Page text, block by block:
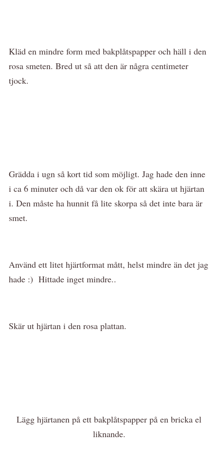
Kläd en mindre form med bakplåtspapper och häll i den
rosa smeten. Bred ut så att den är några centimeter
tjock.
Grädda i ugn så kort tid som möjligt. Jag hade den inne
i ca 6 minuter och då var den ok för att skära ut hjärtan
i. Den måste ha hunnit få lite skorpa så det inte bara är
smet.
Använd ett litet hjärtformat mått, helst mindre än det jag
hade :) Hittade inget mindre..
Skär ut hjärtan i den rosa plattan.
Lägg hjärtanen på ett bakplåtspapper på en bricka el
liknande.